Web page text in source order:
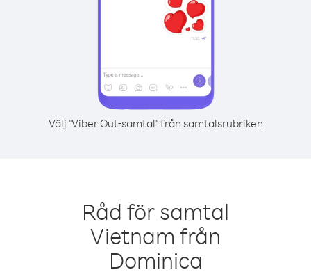
Välj "Viber Out-samtal" från samtalsrubriken
Råd för samtal
Vietnam från
Dominica